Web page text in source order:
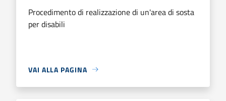
Procedimento di realizzazione di un'area di sosta
per disabili
VAI ALLA PAGINA